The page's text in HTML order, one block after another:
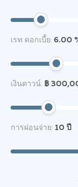
เรท ดอกเบี้ย: 6.00
เงินดาวน์: ฿
การผ่อนจ่าย: 10 ปี